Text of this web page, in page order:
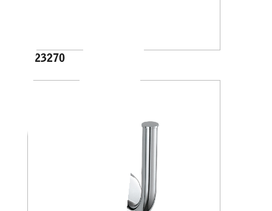
A23270